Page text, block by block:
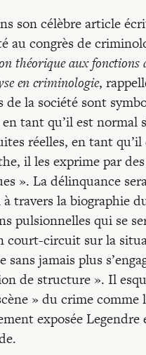
son célèbre article
au congrès de
théorique aux fonctions
en criminologie,
de la société sont
tant qu’il est normal
réelles, en tant qu’il
il les exprime par
». La délinquance
travers la biographie
pulsionnelles qui se
court-circuit sur la
jamais plus
de structure ». Il
» du crime comme
exposée Legendre